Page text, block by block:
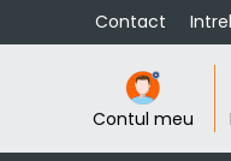
Contact
Contul meu